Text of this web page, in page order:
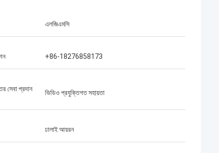
এলজিএমসি
+86-18276858173
সেবা প্রদান ভিডিও প্রযুক্তিগত সহায়তা
ঢালাই আয়রন